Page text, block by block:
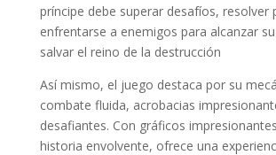
príncipe debe superar desafíos, resolver
enfrentarse a enemigos para alcanzar
salvar el reino de la destrucción
Así mismo, el juego destaca por su
combate fluida, acrobacias
desafiantes. Con gráficos
historia envolvente, ofrece una